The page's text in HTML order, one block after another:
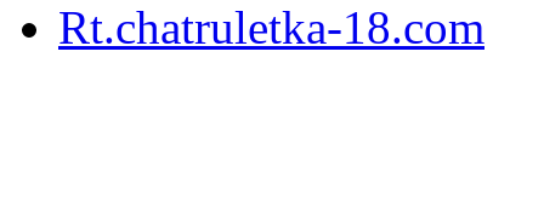
Rt.chatruletka-18.com